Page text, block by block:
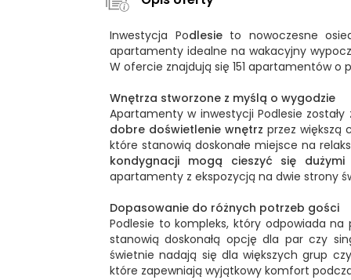
Inwestycja Podlesieto nowoczesne
apartamenty idealne na wakacyjny
W ofercie znajdują się 151 apartamentów
Wnętrza stworzone z myślą o wygodzie
Apartamenty w inwestycji Podlesie
dobre doświetlenie wnętrz przez większą
które stanowią doskonałe miejsce na
kondygnacji mogą cieszyć się dużymi
apartamenty z ekspozycją na dwie strony
Dopasowanie do różnych potrzeb gości
Podlesie to kompleks, który odpowiada
stanowią doskonałą opcję dla par czy
świetnie nadają się dla większych grup
które zapewniają wyjątkowy komfort